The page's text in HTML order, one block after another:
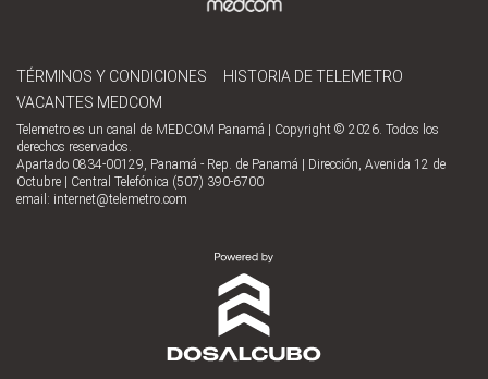
TÉRMINOS Y CONDICIONES
HISTORIA DE TELEMETRO
VACANTES MEDCOM
Telemetro es un canal de MEDCOM Panamá | Copyright © 2026. Todos los
derechos reservados.
Apartado 0834-00129, Panamá - Rep. de Panamá | Dirección, Avenida 12 de
Octubre | Central Telefónica (507) 390-6700
email: internet@telemetro.com